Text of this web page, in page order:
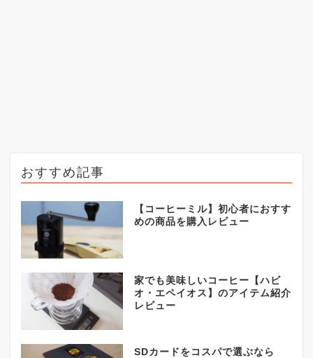
おすすめ記事
【コーヒーミル】初心者におすす
めの商品を購入レビュー
家でも美味しいコーヒー【ハビ
オ・エペイオス】のアイテム紹介
レビュー
SDカードをコスパで選ぶなら